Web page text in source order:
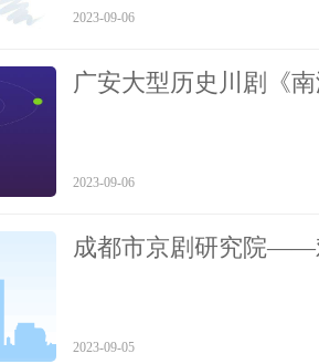
2023-09-06
广安大型历史川剧《
2023-09-06
成都市京剧研究院——
2023-09-05